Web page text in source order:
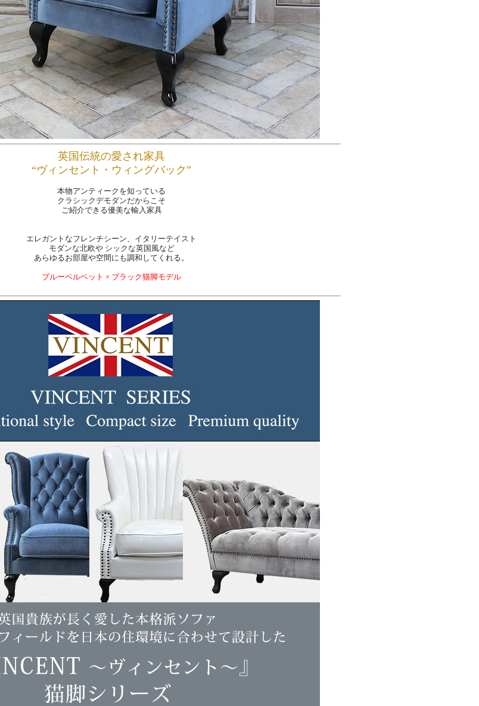
英国伝統の愛され家具
“ヴィンセント・ウィングバック”
本物アンティークを知っている
クラシックデモダンだからこそ
ご紹介できる優美な輸入家具
エレガントなフレンチシーン、イタリーテイスト
モダンな北欧や シックな英国風など
あらゆるお部屋や空間にも調和してくれる。
ブルーベルベット × ブラック猫脚モデル